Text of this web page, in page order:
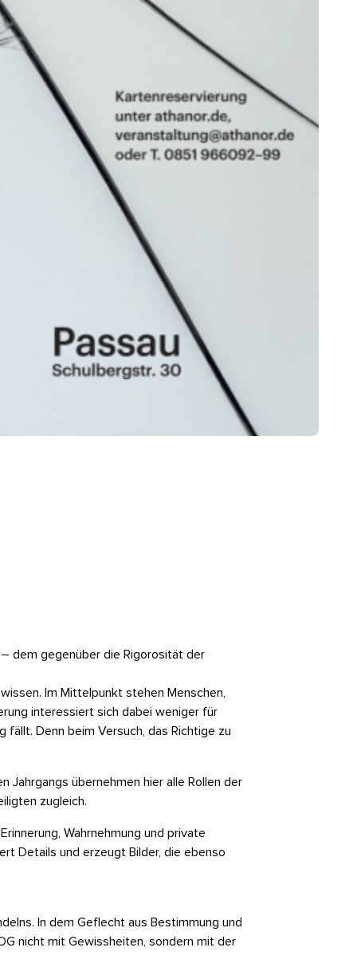
dem gegenüber die Rigorosität der
Im Mittelpunkt stehen Menschen,
interessiert sich dabei weniger für
Denn beim Versuch, das Richtige zu
übernehmen hier alle Rollen der
zugleich.
Wahrnehmung und private
Details und erzeugt Bilder, die ebenso
In dem Geflecht aus Bestimmung und
nicht mit Gewissheiten, sondern mit der